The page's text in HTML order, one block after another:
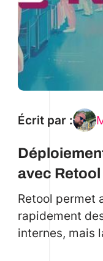
Écrit par :
avec Retool
Retool permet
rapidement
internes, mais